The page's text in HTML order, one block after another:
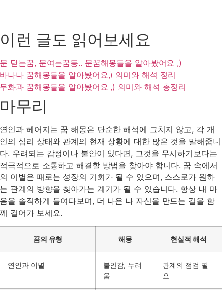
이런 글도 읽어보세요
문 닫는꿈, 문여는꿈등.. 문꿈해몽들을 알아봤어요 ,)
바나나 꿈해몽들을 알아봤어요,) 의미와 해석 정리
무화과 꿈해몽들을 알아봤어요 ,) 의미와 해석 총정리
마무리
연인과 헤어지는 꿈 해몽은 단순한 해석에 그치지 않고, 각 개
인의 심리 상태와 관계의 현재 상황에 대한 많은 것을 말해줍니
다. 우려되는 감정이나 불안이 있다면, 그것을 무시하기보다는
적극적으로 소통하고 해결할 방법을 찾아야 합니다. 꿈 속에서
의 이별은 때로는 성장의 기회가 될 수 있으며, 스스로가 원하
는 관계의 방향을 찾아가는 계기가 될 수 있습니다. 항상 내 마
음을 솔직하게 들여다보며, 더 나은 나 자신을 만드는 길을 함
께 걸어가 보세요.
꿈의 유형 해몽 현실적 해석
연인과 이별
불안감, 두려
움
관계의 점검 필
요